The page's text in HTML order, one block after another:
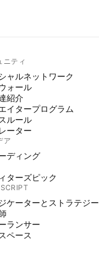
ニティ
ャルネットワーク
ォール
紹介
イタープログラム
ルール
ーター
ア
ディング
ターズピック
ケーターとストラテジー
ランサー
ペース